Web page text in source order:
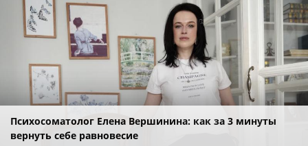
Психосоматолог Елена Вершинина: как за 3 минуты
вернуть себе равновесие